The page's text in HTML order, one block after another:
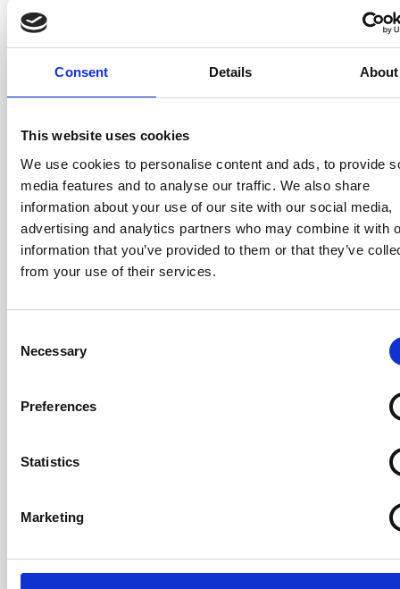
Consent Details About
This website uses cookies
We use cookies to personalise content and ads, to provide
media features and to analyse our traffic. We also share
information about your use of our site with our social media,
advertising and analytics partners who may combine it with
information that you’ve provided to them or that they’ve
from your use of their services.
Selection
Necessary
Preferences
Statistics
Marketing
Presidente Croce: un'analisi della